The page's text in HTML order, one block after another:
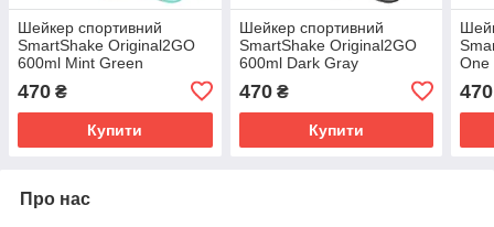
Шейкер спортивний
SmartShake Original2GO
600ml Mint Green
470 ₴
Купити
Шейкер спортивний
SmartShake Original2GO
600ml Dark Gray
470₴
Купити
One
470
Про нас